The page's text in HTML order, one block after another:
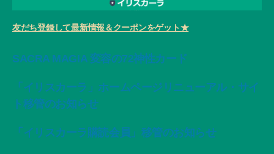
友だち登録して最新情報＆クーポンをゲット★
SACRA MAGIA 変容の72神性カード
「イリスカーラ」ホームページリニューアル・サイ
ト移管のお知らせ
「イリスカーラ購読会員」移管のお知らせ